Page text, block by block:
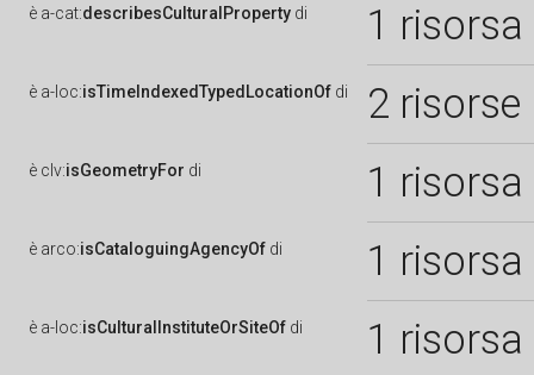
è a-cat:describesCulturalProperty di 1 risorsa
è a-loc:isTimeIndexedTypedLocationOf di 2 risorse
è clv:isGeometryFor di 1 risorsa
è arco:isCataloguingAgencyOf di 1 risorsa
è a-loc:isCulturalInstituteOrSiteOf di 1 risorsa